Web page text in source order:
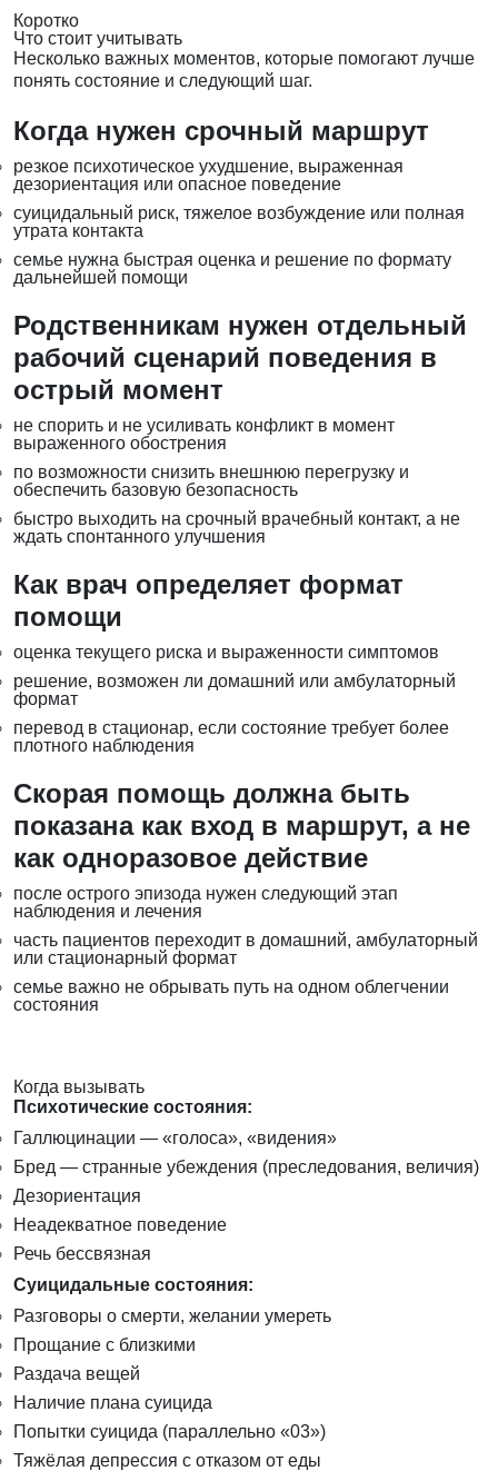
Коротко
Что стоит учитывать
Несколько важных моментов, которые помогают лучше
понять состояние и следующий шаг.
Когда нужен срочный маршрут
резкое психотическое ухудшение, выраженная
дезориентация или опасное поведение
суицидальный риск, тяжелое возбуждение или полная
утрата контакта
семье нужна быстрая оценка и решение по формату
дальнейшей помощи
Родственникам нужен отдельный
рабочий сценарий поведения в
острый момент
не спорить и не усиливать конфликт в момент
выраженного обострения
по возможности снизить внешнюю перегрузку и
обеспечить базовую безопасность
быстро выходить на срочный врачебный контакт, а не
ждать спонтанного улучшения
Как врач определяет формат
помощи
оценка текущего риска и выраженности симптомов
решение, возможен ли домашний или амбулаторный
формат
перевод в стационар, если состояние требует более
плотного наблюдения
Скорая помощь должна быть
показана как вход в маршрут, а не
как одноразовое действие
после острого эпизода нужен следующий этап
наблюдения и лечения
часть пациентов переходит в домашний, амбулаторный
или стационарный формат
семье важно не обрывать путь на одном облегчении
состояния
Когда вызывать
Психотические состояния:
Галлюцинации — «голоса», «видения»
Бред — странные убеждения (преследования, величия)
Дезориентация
Неадекватное поведение
Речь бессвязная
Суицидальные состояния:
Разговоры о смерти, желании умереть
Прощание с близкими
Раздача вещей
Наличие плана суицида
Попытки суицида (параллельно «03»)
Тяжёлая депрессия с отказом от еды